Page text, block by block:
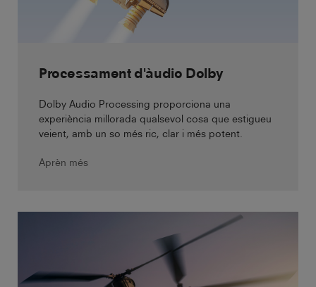
Processament d'àudio Dolby
Dolby Audio Processing proporciona una
experiència millorada qualsevol cosa que estigueu
veient, amb un so més ric, clar i més potent.
Aprèn més